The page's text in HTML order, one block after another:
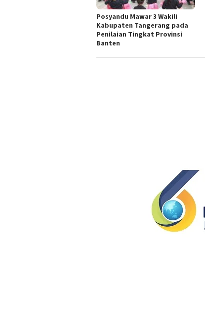
Posyandu Mawar 3 Wakili
Kabupaten Tangerang pada
Penilaian Tingkat Provinsi
Banten